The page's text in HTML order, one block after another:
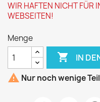
WIR HAFTEN NICHT FÜR
WEBSEITEN!
Menge
 IN
 Nur noch wenige